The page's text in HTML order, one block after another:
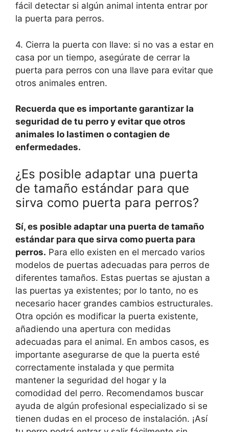
fácil detectar si algún animal intenta entrar por
la puerta para perros.
4. Cierra la puerta con llave: si no vas a estar en
casa por un tiempo, asegúrate de cerrar la
puerta para perros con una llave para evitar que
otros animales entren.
Recuerda que es importante garantizar la
seguridad de tu perro y evitar que otros
animales lo lastimen o contagien de
enfermedades.
¿Es posible adaptar una puerta
de tamaño estándar para que
sirva como puerta para perros?
Sí, es posible adaptar una puerta de tamaño
estándar para que sirva como puerta para
perros. Para ello existen en el mercado varios
modelos de puertas adecuadas para perros de
diferentes tamaños. Estas puertas se ajustan a
las puertas ya existentes; por lo tanto, no es
necesario hacer grandes cambios estructurales.
Otra opción es modificar la puerta existente,
añadiendo una apertura con medidas
adecuadas para el animal. En ambos casos, es
importante asegurarse de que la puerta esté
correctamente instalada y que permita
mantener la seguridad del hogar y la
comodidad del perro. Recomendamos buscar
ayuda de algún profesional especializado si se
tienen dudas en el proceso de instalación. ¡Así